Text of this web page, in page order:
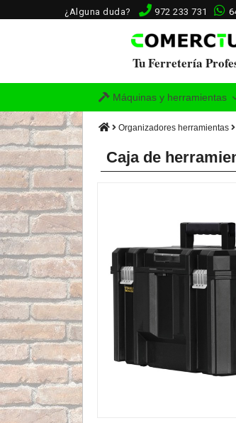
¿Alguna duda? 972 233 731
Tu Ferretería
Máquinas y herramientas
Organizadores herramientas
Caja de